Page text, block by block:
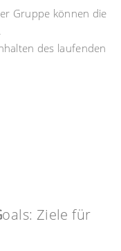
Gruppe können die
des laufenden
oals: Ziele für